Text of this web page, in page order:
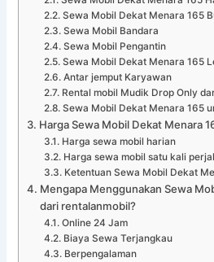
Sewa Mobil Dekat Menara 165
Sewa Mobil Bandara
Sewa Mobil Pengantin
Sewa Mobil Dekat Menara 165
Antar jemput Karyawan
Rental mobil Mudik Drop Only
Sewa Mobil Dekat Menara 165
Harga Sewa Mobil Dekat Menara
Harga sewa mobil harian
Harga sewa mobil satu kali
Ketentuan Sewa Mobil Dekat
Mengapa Menggunakan Sewa
dari rentalanmobil?
Online 24 Jam
Biaya Sewa Terjangkau
Berpengalaman